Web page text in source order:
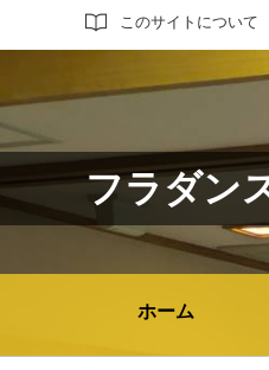
このサイトについて
サイト内検索
フラダン
ホーム